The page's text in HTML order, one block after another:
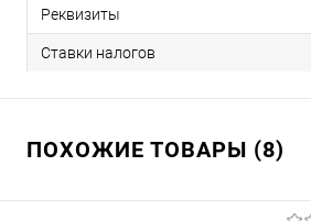
Реквизиты
Ставки налогов
ПОХОЖИЕ ТОВАРЫ (8)